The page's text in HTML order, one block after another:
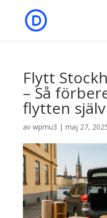
Flytt
– Så
flytten själv
av wpmu3 | maj 27,